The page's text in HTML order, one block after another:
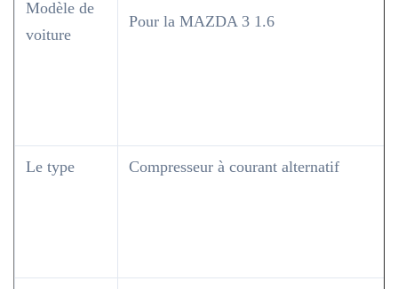
Modèle de
voiture
Pour la MAZDA 3 1.6
Le type Compresseur à courant alternatif